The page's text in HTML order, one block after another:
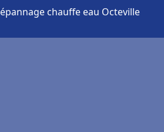
chauffe eau Octeville